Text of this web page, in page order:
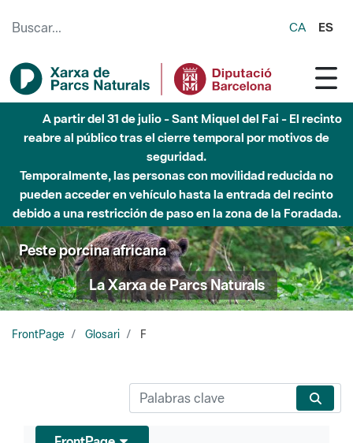
CA ES
A partir del 31 de julio - Sant Miquel del Fai - El recinto
reabre al público tras el cierre temporal por motivos de
seguridad.
Temporalmente, las personas con movilidad reducida no
pueden acceder en vehículo hasta la entrada del recinto
debido a una restricción de paso en la zona de la Foradada.
Peste porcina africana
La Xarxa de Parcs Naturals
FrontPage Glosari F